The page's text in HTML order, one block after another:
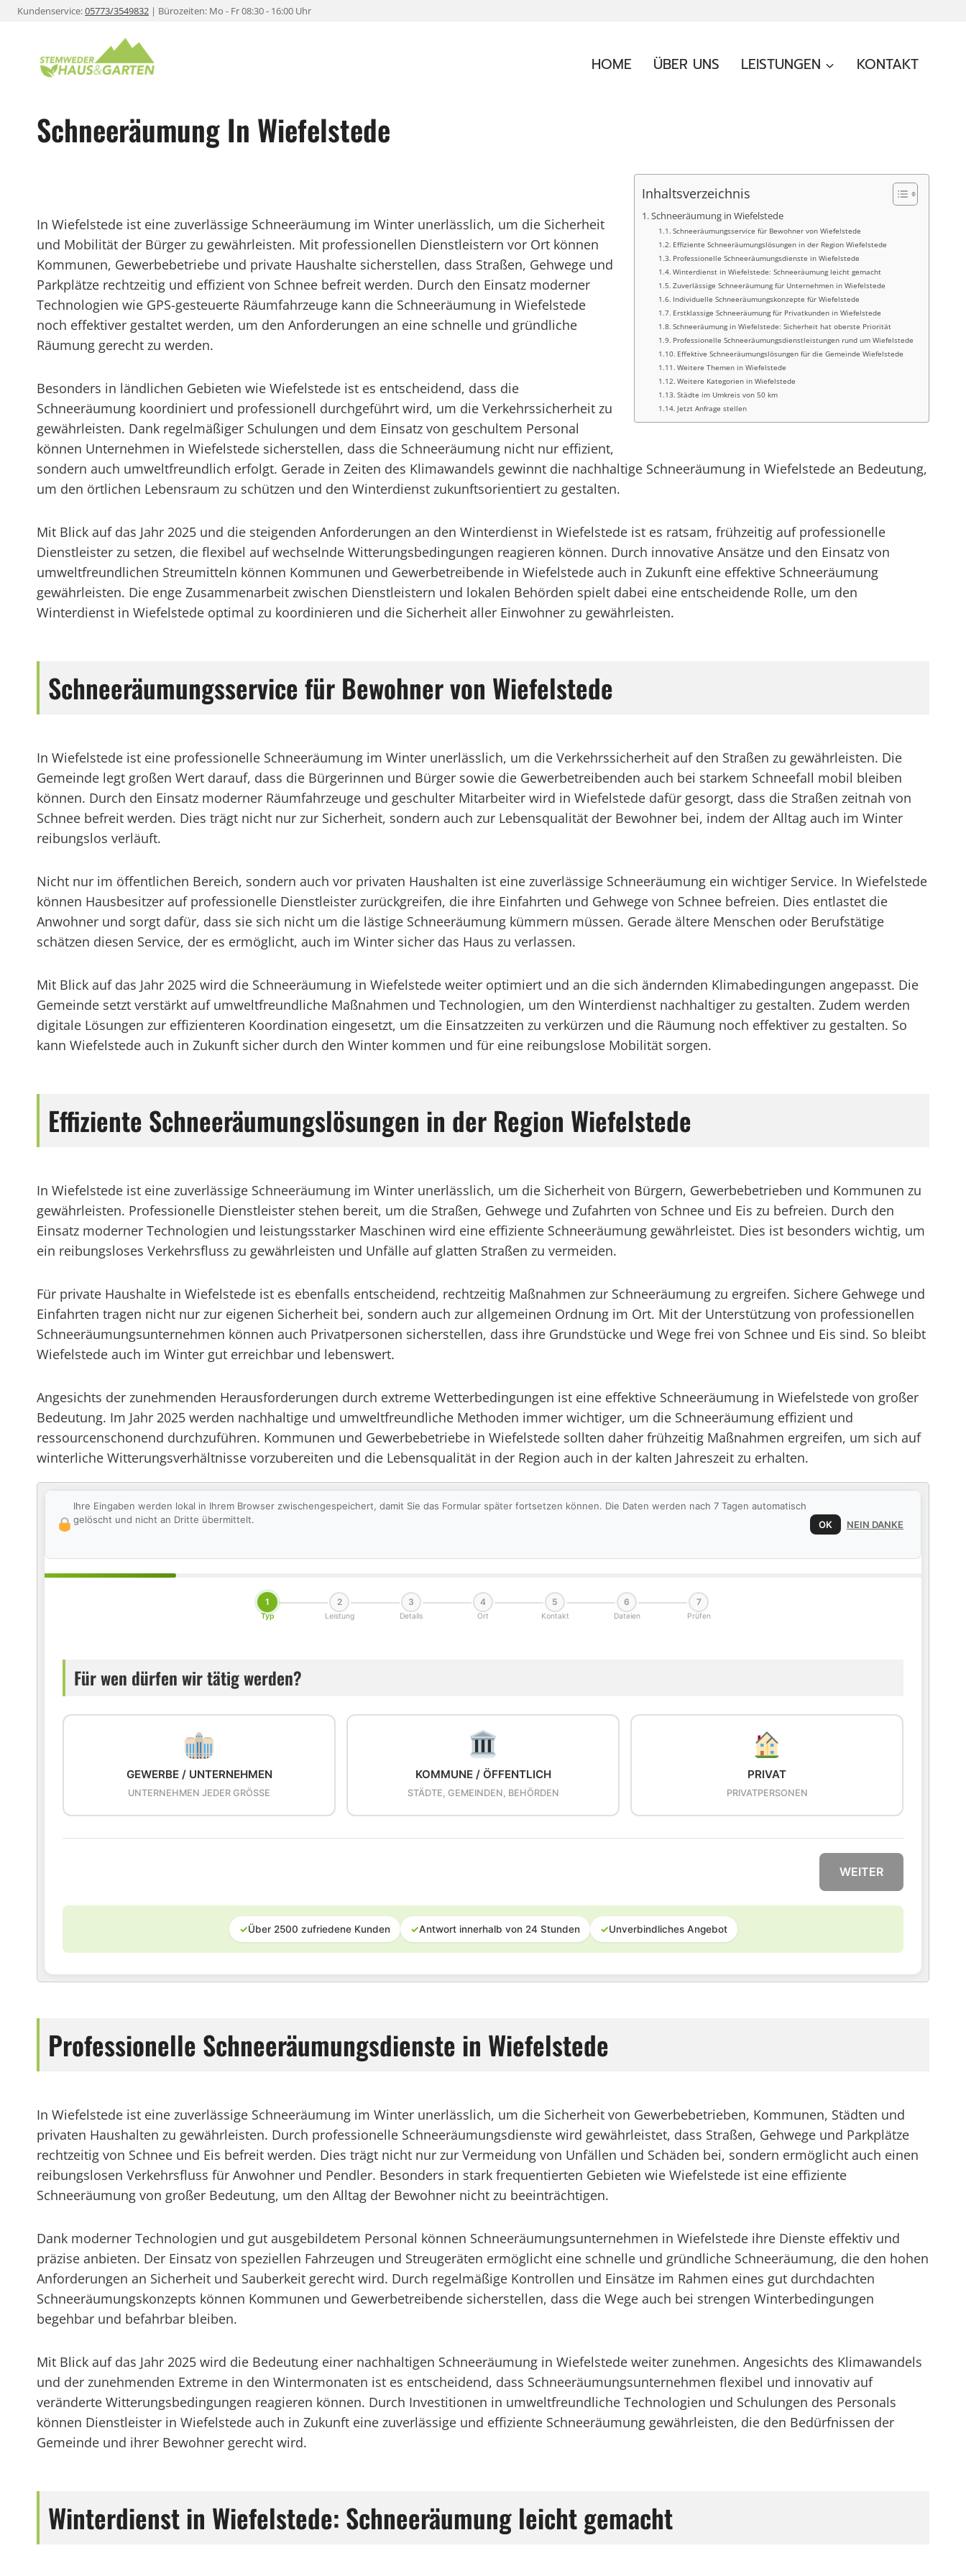
ZumKundenservice:05773/3549832 | Bürozeiten: Mo - Fr 08:30 - 16:00 Uhr
HOME ÜBER UNS LEISTUNGEN KONTAKT
Schneeräumung In Wiefelstede
Inhaltsverzeichnis
Schneeräumung in Wiefelstede
Schneeräumungsservice für Bewohner von Wiefelstede
Effiziente Schneeräumungslösungen in der Region Wiefelstede
Professionelle Schneeräumungsdienste in Wiefelstede
Winterdienst in Wiefelstede: Schneeräumung leicht gemacht
Zuverlässige Schneeräumung für Unternehmen in Wiefelstede
Individuelle Schneeräumungskonzepte für Wiefelstede
Erstklassige Schneeräumung für Privatkunden in Wiefelstede
Schneeräumung in Wiefelstede: Sicherheit hat oberste Priorität
Professionelle Schneeräumungsdienstleistungen rund um Wiefelstede
Effektive Schneeräumungslösungen für die Gemeinde Wiefelstede
Weitere Themen in Wiefelstede
Weitere Kategorien in Wiefelstede
Städte im Umkreis von 50 km
Jetzt Anfrage stellen
In Wiefelstede ist eine zuverlässige Schneeräumung im Winter unerlässlich, um die Sicherheit
und Mobilität der Bürger zu gewährleisten. Mit professionellen Dienstleistern vor Ort können
Kommunen, Gewerbebetriebe und private Haushalte sicherstellen, dass Straßen, Gehwege und
Parkplätze rechtzeitig und effizient von Schnee befreit werden. Durch den Einsatz moderner
Technologien wie GPS-gesteuerte Räumfahrzeuge kann die Schneeräumung in Wiefelstede
noch effektiver gestaltet werden, um den Anforderungen an eine schnelle und gründliche
Räumung gerecht zu werden.
Besonders in ländlichen Gebieten wie Wiefelstede ist es entscheidend, dass die
Schneeräumung koordiniert und professionell durchgeführt wird, um die Verkehrssicherheit zu
gewährleisten. Dank regelmäßiger Schulungen und dem Einsatz von geschultem Personal
können Unternehmen in Wiefelstede sicherstellen, dass die Schneeräumung nicht nur effizient,
sondern auch umweltfreundlich erfolgt. Gerade in Zeiten des Klimawandels gewinnt die nachhaltige Schneeräumung in Wiefelstede an Bedeutung,
um den örtlichen Lebensraum zu schützen und den Winterdienst zukunftsorientiert zu gestalten.
Mit Blick auf das Jahr 2025 und die steigenden Anforderungen an den Winterdienst in Wiefelstede ist es ratsam, frühzeitig auf professionelle
Dienstleister zu setzen, die flexibel auf wechselnde Witterungsbedingungen reagieren können. Durch innovative Ansätze und den Einsatz von
umweltfreundlichen Streumitteln können Kommunen und Gewerbetreibende in Wiefelstede auch in Zukunft eine effektive Schneeräumung
gewährleisten. Die enge Zusammenarbeit zwischen Dienstleistern und lokalen Behörden spielt dabei eine entscheidende Rolle, um den
Winterdienst in Wiefelstede optimal zu koordinieren und die Sicherheit aller Einwohner zu gewährleisten.
Schneeräumungsservice für Bewohner von Wiefelstede
In Wiefelstede ist eine professionelle Schneeräumung im Winter unerlässlich, um die Verkehrssicherheit auf den Straßen zu gewährleisten. Die
Gemeinde legt großen Wert darauf, dass die Bürgerinnen und Bürger sowie die Gewerbetreibenden auch bei starkem Schneefall mobil bleiben
können. Durch den Einsatz moderner Räumfahrzeuge und geschulter Mitarbeiter wird in Wiefelstede dafür gesorgt, dass die Straßen zeitnah von
Schnee befreit werden. Dies trägt nicht nur zur Sicherheit, sondern auch zur Lebensqualität der Bewohner bei, indem der Alltag auch im Winter
reibungslos verläuft.
Nicht nur im öffentlichen Bereich, sondern auch vor privaten Haushalten ist eine zuverlässige Schneeräumung ein wichtiger Service. In Wiefelstede
können Hausbesitzer auf professionelle Dienstleister zurückgreifen, die ihre Einfahrten und Gehwege von Schnee befreien. Dies entlastet die
Anwohner und sorgt dafür, dass sie sich nicht um die lästige Schneeräumung kümmern müssen. Gerade ältere Menschen oder Berufstätige
schätzen diesen Service, der es ermöglicht, auch im Winter sicher das Haus zu verlassen.
Mit Blick auf das Jahr 2025 wird die Schneeräumung in Wiefelstede weiter optimiert und an die sich ändernden Klimabedingungen angepasst. Die
Gemeinde setzt verstärkt auf umweltfreundliche Maßnahmen und Technologien, um den Winterdienst nachhaltiger zu gestalten. Zudem werden
digitale Lösungen zur effizienteren Koordination eingesetzt, um die Einsatzzeiten zu verkürzen und die Räumung noch effektiver zu gestalten. So
kann Wiefelstede auch in Zukunft sicher durch den Winter kommen und für eine reibungslose Mobilität sorgen.
Effiziente Schneeräumungslösungen in der Region Wiefelstede
In Wiefelstede ist eine zuverlässige Schneeräumung im Winter unerlässlich, um die Sicherheit von Bürgern, Gewerbebetrieben und Kommunen zu
gewährleisten. Professionelle Dienstleister stehen bereit, um die Straßen, Gehwege und Zufahrten von Schnee und Eis zu befreien. Durch den
Einsatz moderner Technologien und leistungsstarker Maschinen wird eine effiziente Schneeräumung gewährleistet. Dies ist besonders wichtig, um
ein reibungsloses Verkehrsfluss zu gewährleisten und Unfälle auf glatten Straßen zu vermeiden.
Für private Haushalte in Wiefelstede ist es ebenfalls entscheidend, rechtzeitig Maßnahmen zur Schneeräumung zu ergreifen. Sichere Gehwege und
Einfahrten tragen nicht nur zur eigenen Sicherheit bei, sondern auch zur allgemeinen Ordnung im Ort. Mit der Unterstützung von professionellen
Schneeräumungsunternehmen können auch Privatpersonen sicherstellen, dass ihre Grundstücke und Wege frei von Schnee und Eis sind. So bleibt
Wiefelstede auch im Winter gut erreichbar und lebenswert.
Angesichts der zunehmenden Herausforderungen durch extreme Wetterbedingungen ist eine effektive Schneeräumung in Wiefelstede von großer
Bedeutung. Im Jahr 2025 werden nachhaltige und umweltfreundliche Methoden immer wichtiger, um die Schneeräumung effizient und
ressourcenschonend durchzuführen. Kommunen und Gewerbebetriebe in Wiefelstede sollten daher frühzeitig Maßnahmen ergreifen, um sich auf
winterliche Witterungsverhältnisse vorzubereiten und die Lebensqualität in der Region auch in der kalten Jahreszeit zu erhalten.
Ihre Eingaben werden lokal in Ihrem Browser zwischengespeichert, damit Sie das Formular später fortsetzen können. Die Daten werden nach 7 Tagen automatisch
gelöscht und nicht an Dritte übermittelt.
OK NEIN DANKE
1
Typ
2
Leistung
3
Details
4
Ort
5
Kontakt
6
Dateien
7
Prüfen
Für wen dürfen wir tätig werden?
GEWERBE / UNTERNEHMEN
UNTERNEHMEN JEDER GRÖSSE
KOMMUNE / ÖFFENTLICH
STÄDTE, GEMEINDEN, BEHÖRDEN
PRIVAT
PRIVATPERSONEN
WEITER
✓Über 2500 zufriedene Kunden ✓Antwort innerhalb von 24 Stunden ✓Unverbindliches Angebot
Professionelle Schneeräumungsdienste in Wiefelstede
In Wiefelstede ist eine zuverlässige Schneeräumung im Winter unerlässlich, um die Sicherheit von Gewerbebetrieben, Kommunen, Städten und
privaten Haushalten zu gewährleisten. Durch professionelle Schneeräumungsdienste wird gewährleistet, dass Straßen, Gehwege und Parkplätze
rechtzeitig von Schnee und Eis befreit werden. Dies trägt nicht nur zur Vermeidung von Unfällen und Schäden bei, sondern ermöglicht auch einen
reibungslosen Verkehrsfluss für Anwohner und Pendler. Besonders in stark frequentierten Gebieten wie Wiefelstede ist eine effiziente
Schneeräumung von großer Bedeutung, um den Alltag der Bewohner nicht zu beeinträchtigen.
Dank moderner Technologien und gut ausgebildetem Personal können Schneeräumungsunternehmen in Wiefelstede ihre Dienste effektiv und
präzise anbieten. Der Einsatz von speziellen Fahrzeugen und Streugeräten ermöglicht eine schnelle und gründliche Schneeräumung, die den hohen
Anforderungen an Sicherheit und Sauberkeit gerecht wird. Durch regelmäßige Kontrollen und Einsätze im Rahmen eines gut durchdachten
Schneeräumungskonzepts können Kommunen und Gewerbetreibende sicherstellen, dass die Wege auch bei strengen Winterbedingungen
begehbar und befahrbar bleiben.
Mit Blick auf das Jahr 2025 wird die Bedeutung einer nachhaltigen Schneeräumung in Wiefelstede weiter zunehmen. Angesichts des Klimawandels
und der zunehmenden Extreme in den Wintermonaten ist es entscheidend, dass Schneeräumungsunternehmen flexibel und innovativ auf
veränderte Witterungsbedingungen reagieren können. Durch Investitionen in umweltfreundliche Technologien und Schulungen des Personals
können Dienstleister in Wiefelstede auch in Zukunft eine zuverlässige und effiziente Schneeräumung gewährleisten, die den Bedürfnissen der
Gemeinde und ihrer Bewohner gerecht wird.
Winterdienst in Wiefelstede: Schneeräumung leicht gemacht